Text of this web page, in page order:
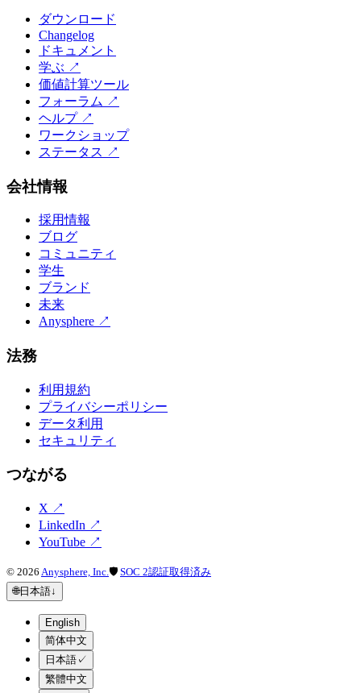
ダウンロード
Changelog
ドキュメント
学ぶ ↗
価値計算ツール
フォーラム ↗
ヘルプ↗
ワークショップ
ステータス ↗
会社情報
採用情報
ブログ
コミュニティ
学生
ブランド
未来
Anysphere ↗
法務
利用規約
プライバシーポリシー
データ利用
セキュリティ
つながる
X ↗
LinkedIn ↗
YouTube ↗
© 2026 Anysphere, Inc.🛡 SOC 2認証取得済み
🌐日本語↓
English
简体中文
日本語 ✓
繁體中文